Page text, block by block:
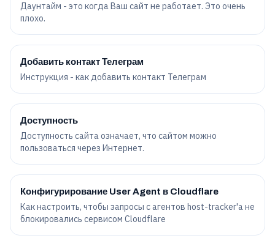
Даунтайм - это когда Ваш сайт не работает. Это очень
плохо.
Добавить контакт Телеграм
Инструкция - как добавить контакт Телеграм
Доступность
Доступность сайта означает, что сайтом можно
пользоваться через Интернет.
Конфигурирование User Agent в Cloudflare
Как настроить, чтобы запросы с агентов host-tracker'а не
блокировались сервисом Cloudflare